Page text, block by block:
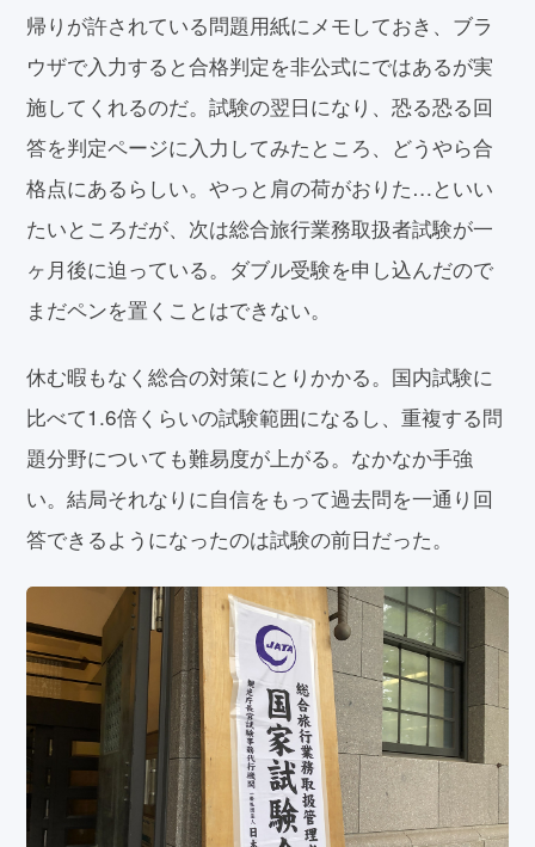
帰りが許されている問題用紙にメモしておき、ブラ
ウザで入力すると合格判定を非公式にではあるが実
施してくれるのだ。試験の翌日になり、恐る恐る回
答を判定ページに入力してみたところ、どうやら合
格点にあるらしい。やっと肩の荷がおりた…といい
たいところだが、次は総合旅行業務取扱者試験が一
ヶ月後に迫っている。ダブル受験を申し込んだので
まだペンを置くことはできない。
休む暇もなく総合の対策にとりかかる。国内試験に
比べて1.6倍くらいの試験範囲になるし、重複する問
題分野についても難易度が上がる。なかなか手強
い。結局それなりに自信をもって過去問を一通り回
答できるようになったのは試験の前日だった。